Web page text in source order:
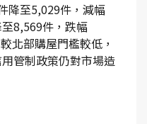
降至5,029件，減幅
8,569件，跌幅
北部購屋門檻較低，
管制政策仍對市場造